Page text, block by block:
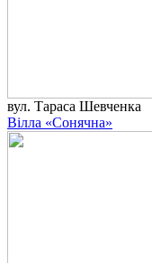
вул. Тараса Шевченка
Вілла «Сонячна»